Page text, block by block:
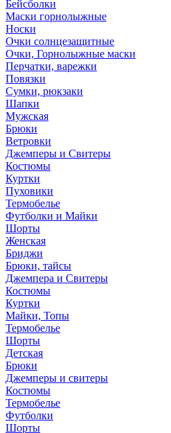
Бейсболки
Маски горнолыжные
Носки
Очки солнцезащитные
Очки, Горнолыжные маски
Перчатки, варежки
Повязки
Сумки, рюкзаки
Шапки
Мужская
Брюки
Ветровки
Джемперы и Свитеры
Костюмы
Куртки
Пуховики
Термобелье
Футболки и Майки
Шорты
Женская
Бриджи
Брюки, тайсы
Джемпера и Свитеры
Костюмы
Куртки
Майки, Топы
Термобелье
Шорты
Детская
Брюки
Джемперы и свитеры
Костюмы
Термобелье
Футболки
Шорты